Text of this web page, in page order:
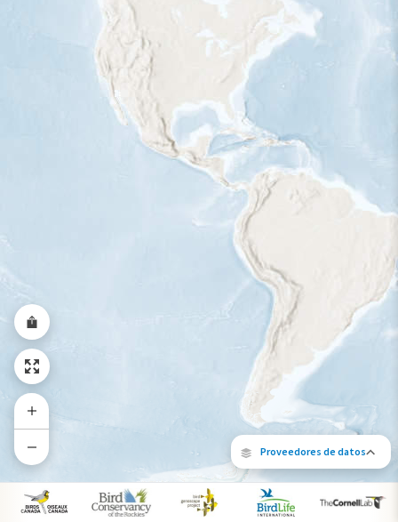
Proveedores de datos
Ubicaciones conectadas
Gama de especies por estación
Gama de verano
Rango de invierno
Rango a lo largo del año